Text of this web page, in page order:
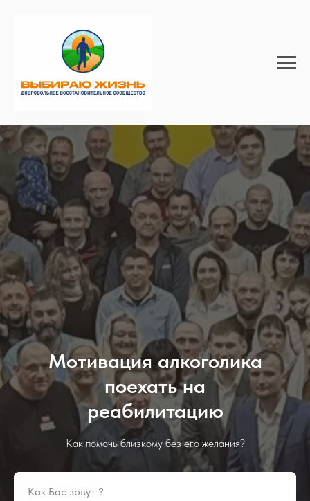
Мотивация алкоголика
поехать на
реабилитацию
Как помочь близкому без его желания?